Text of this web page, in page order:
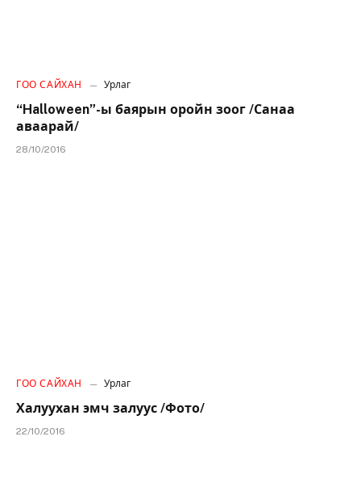
ГОО САЙХАН Урлаг
“Halloween”-ы баярын оройн зоог /Санаа
аваарай/
28/10/2016
ГОО САЙХАН Урлаг
Халуухан эмч залуус /Фото/
22/10/2016